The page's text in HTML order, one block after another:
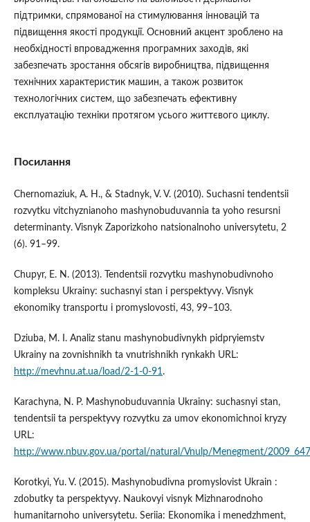
підтримки, спрямованої на стимулювання інновацій та
підвищення якості продукції. Основний акцент зроблено на
необхідності впровадження програмних заходів, які
забезпечать зростання обсягів виробництва, підвищення
технічних характеристик машин, а також розвиток
технологічних систем, що забезпечать ефективну
експлуатацію техніки протягом усього життєвого циклу.
Посилання
Chernomaziuk, A. H., & Stadnyk, V. V. (2010). Suchasni tendentsii
rozvytku vitchyznianoho mashynobuduvannia ta yoho resursni
determinanty. Visnyk Zaporizkoho natsionalnoho universytetu, 2
(6). 91–99.
Chupyr, E. N. (2013). Tendentsii rozvytku mashynobudivnoho
kompleksu Ukrainy: suchasnyi stan i perspektyvy. Visnyk
ekonomiky transportu i promyslovosti, 43, 99–103.
Dziuba, M. I. Analiz stanu mashynobudivnykh pidpryiemstv
Ukrainy na zovnishnikh ta vnutrishnikh rynkakh URL:
http://mevhnu.at.ua/load/2-1-0-91.
Karachyna, N. P. Mashynobuduvannia Ukrainy: suchasnyi stan,
tendentsii ta perspektyvy rozvytku za umov ekonomichnoi kryzy
URL:
http://www.nbuv.gov.ua/portal/natural/Vnulp/Menegment/
Korotkyi, Yu. V. (2015). Mashynobudivna promyslovist Ukrain :
zdobutky ta perspektyvy. Naukovyi visnyk Mizhnarodnoho
humanitarnoho universytetu. Seriia: Ekonomika i menedzhment,